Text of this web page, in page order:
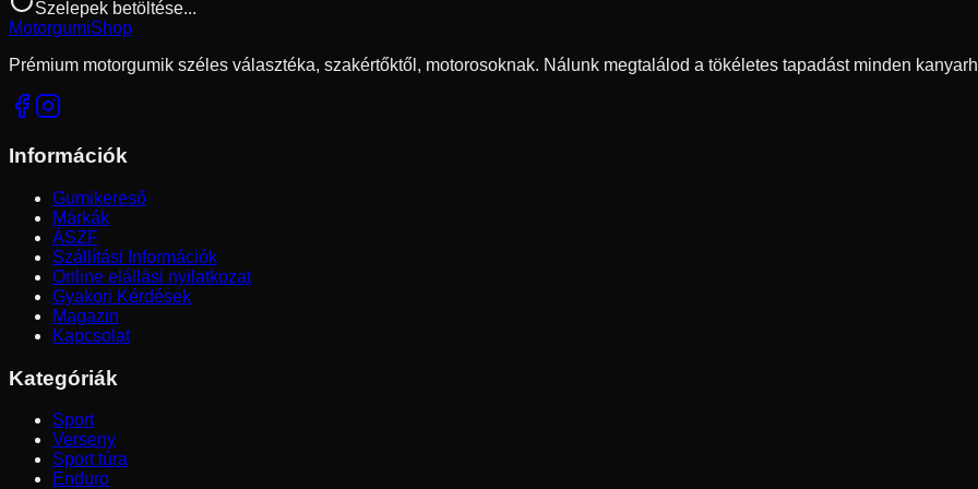
Szelepek betöltése...
MotorgumiShop
Prémium motorgumik széles választéka, szakértőktől, motorosoknak. Nálunk megtalálod a tökéletes tapadást minden
Információk
Gumikereső
Márkák
ÁSZF
Szállítási Információk
Online elállási nyilatkozat
Gyakori Kérdések
Magazin
Kapcsolat
Kategóriák
Sport
Verseny
Sport túra
Enduro